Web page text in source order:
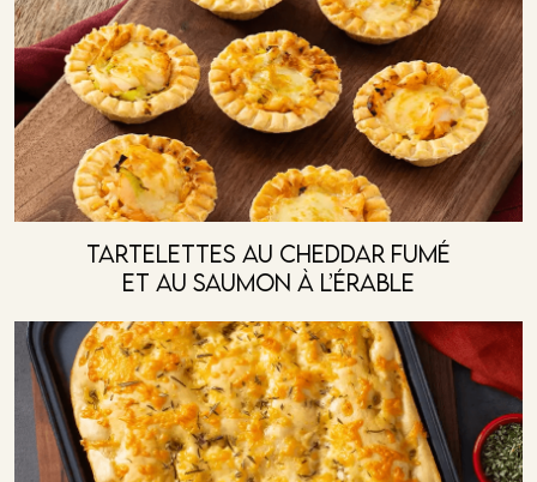
Tartelettes Au Cheddar Fumé
Et Au Saumon À L’érable